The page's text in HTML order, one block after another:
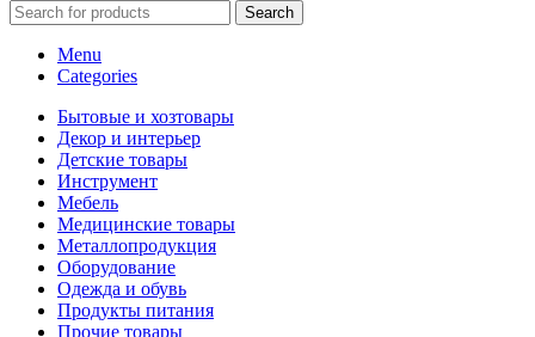
Search
Menu
Categories
Бытовые и хозтовары
Декор и интерьер
Детские товары
Инструмент
Мебель
Медицинские товары
Металлопродукция
Оборудование
Одежда и обувь
Продукты питания
Прочие товары